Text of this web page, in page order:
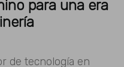
para una era
de tecnología en